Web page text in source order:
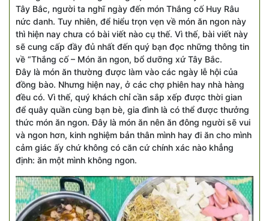
Tây Bắc, người ta nghĩ ngày đến món Thắng cố Huy Râu
nức danh. Tuy nhiên, để hiểu trọn vẹn về món ăn ngon này
thì hiện nay chưa có bài viết nào cụ thế. Vì thế, bài viết này
sẽ cung cấp đầy đủ nhất đến quý bạn đọc những thông tin
về “Thắng cố – Món ăn ngon, bổ dưỡng xứ Tây Bắc.
Đây là món ăn thường được làm vào các ngày lễ hội của
đồng bào. Nhưng hiện nay, ở các chợ phiên hay nhà hàng
đều có. Vì thế, quý khách chỉ cần sắp xếp được thời gian
để quây quần cùng bạn bè, gia đình là có thể được thưởng
thức món ăn ngon. Đây là món ăn nên ăn đông người sẽ vui
và ngon hơn, kinh nghiệm bản thân mình hay đi ăn cho mình
cảm giác ấy chứ không có căn cứ chính xác nào khẳng
định: ăn một mình không ngon.